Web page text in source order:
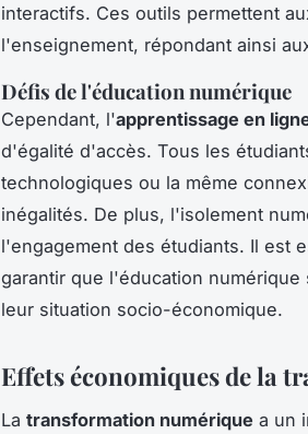
interactifs. Ces outils permettent
l'enseignement, répondant ainsi
Défis de l'éducation numérique
Cependant, l'apprentissage en
d'égalité d'accès. Tous les
technologiques ou la même
inégalités. De plus, l'isolement
l'engagement des étudiants. Il est
garantir que l'éducation
leur situation socio-économique.
Effets économiques de la
La transformation numérique a un